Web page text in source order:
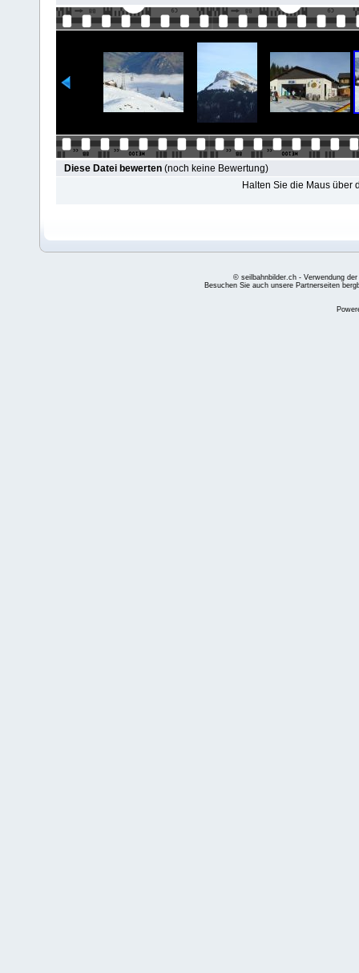
Diese Datei bewerten (noch keine Bewertung)
Halten Sie die Maus über
© seilbahnbilder.ch - Verwendung
Besuchen Sie auch unsere Partnerseiten